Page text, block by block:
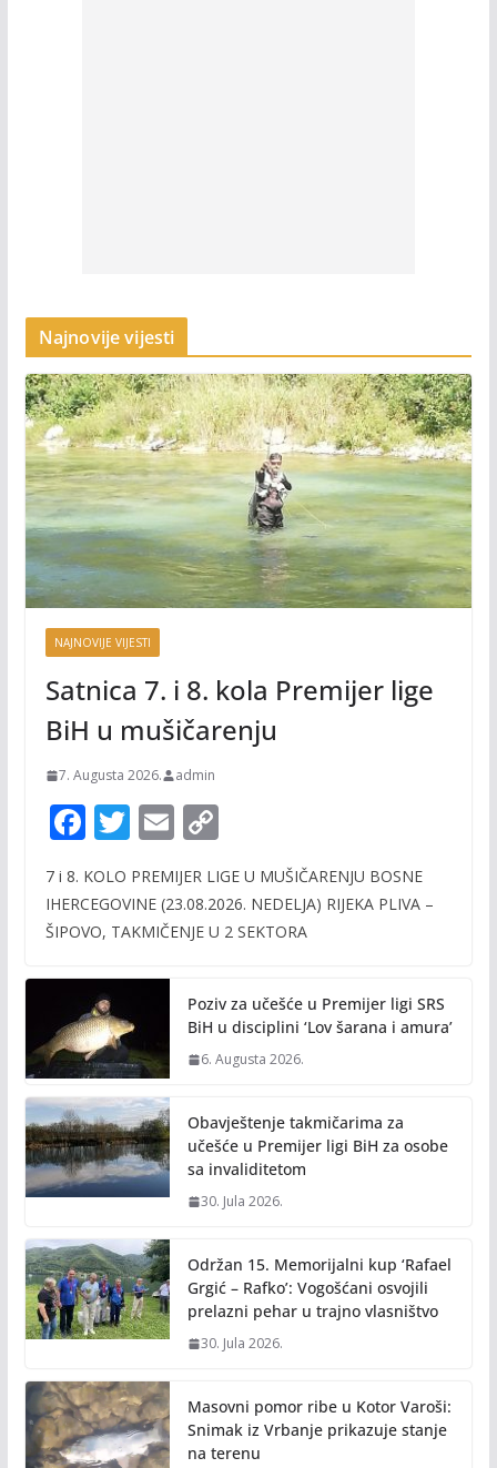
Najnovije vijesti
NAJNOVIJE VIJESTI
Satnica 7. i 8. kola Premijer lige
BiH u mušičarenju
7. Augusta 2026. admin
F
e
b
o
k
T
itt
er
E
ai
l
C
p
y
n
k
7 i 8. KOLO PREMIJER LIGE U MUŠIČARENJU BOSNE
IHERCEGOVINE (23.08.2026. NEDELJA) RIJEKA PLIVA –
ŠIPOVO, TAKMIČENJE U 2 SEKTORA
Poziv za učešće u Premijer ligi SRS
BiH u disciplini ‘Lov šarana i amura’
6. Augusta 2026.
Obavještenje takmičarima za
učešće u Premijer ligi BiH za osobe
sa invaliditetom
30. Jula 2026.
Održan 15. Memorijalni kup ‘Rafael
Grgić – Rafko’: Vogošćani osvojili
prelazni pehar u trajno vlasništvo
30. Jula 2026.
Masovni pomor ribe u Kotor Varoši:
Snimak iz Vrbanje prikazuje stanje
na terenu